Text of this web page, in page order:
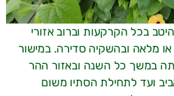
בכל הקרקעות וברוב אזורי
מלאה ובהשקיה סדירה. במישור
במשך כל השנה ובאזור ההר
ועד לתחילת הסתיו משום